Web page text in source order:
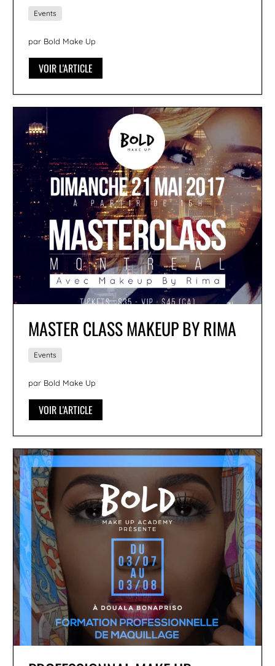
Events
par Bold Make Up
VOIR L'ARTICLE
MASTER CLASS MAKEUP BY RIMA
Events
par Bold Make Up
VOIR L'ARTICLE